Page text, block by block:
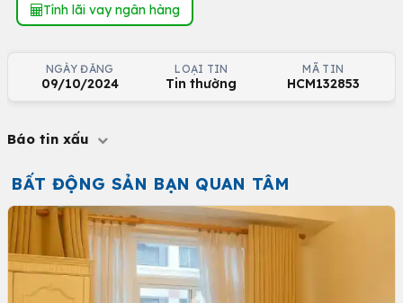
Tính lãi vay ngân hàng
NGÀY ĐĂNG
09/10/2024
LOẠI TIN
Tin thường
MÃ TIN
HCM132853
Báo tin xấu
BẤT ĐỘNG SẢN BẠN QUAN TÂM